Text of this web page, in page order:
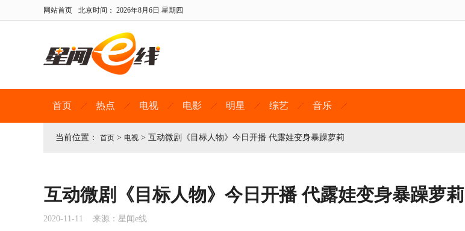
网站首页 北京时间： 2026年8月6日 星期四
首页 热点 电视 电影 明星 综艺 音乐
当前位置： 首页 > 电视 > 互动微剧《目标人物》今日开播 代露娃变身暴躁萝莉
互动微剧《目标人物》今日开播 代露娃变身暴躁萝莉
2020-11-11 来源：星闻e线